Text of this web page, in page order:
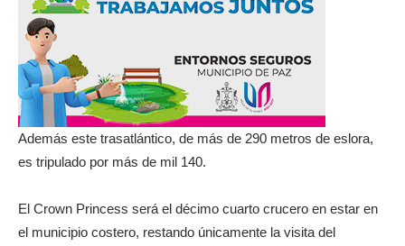
Además este trasatlántico, de más de 290 metros de eslora,
es tripulado por más de mil 140.
El Crown Princess será el décimo cuarto crucero en estar en
el municipio costero, restando únicamente la visita del